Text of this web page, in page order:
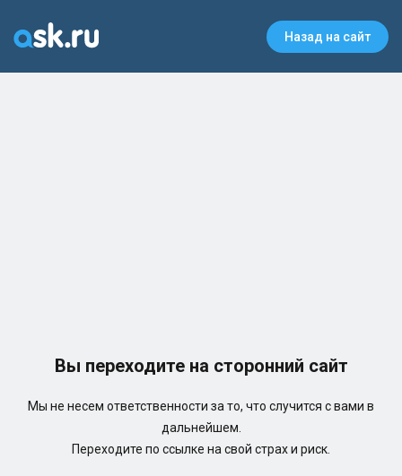
Назад на сайт
Вы переходите на сторонний сайт
Мы не несем ответственности за то, что случится с вами в
дальнейшем.
Переходите по ссылке на свой страх и риск.